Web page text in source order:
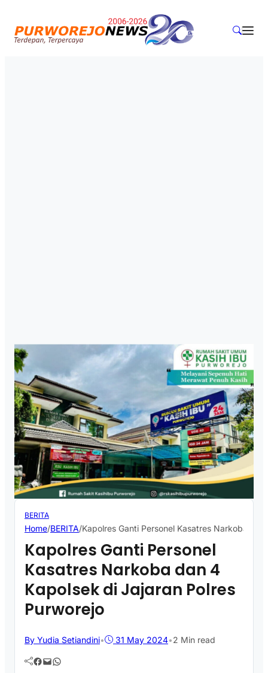
BERITA
Home/BERITA/Kapolres Ganti Personel Kasatres Narkoba
Kapolres Ganti Personel
Kasatres Narkoba dan 4
Kapolsek di Jajaran Polres
Purworejo
By Yudia Setiandini• 31 May 2024•2 Min read
Facebook Mail WhatsApp